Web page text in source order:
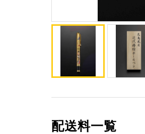
配送料一覧